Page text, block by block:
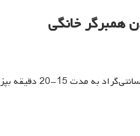
همبرگر خانگی
بله، می‌توانید